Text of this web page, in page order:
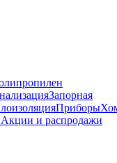
Запорная
Приборы
Акции и распродажи